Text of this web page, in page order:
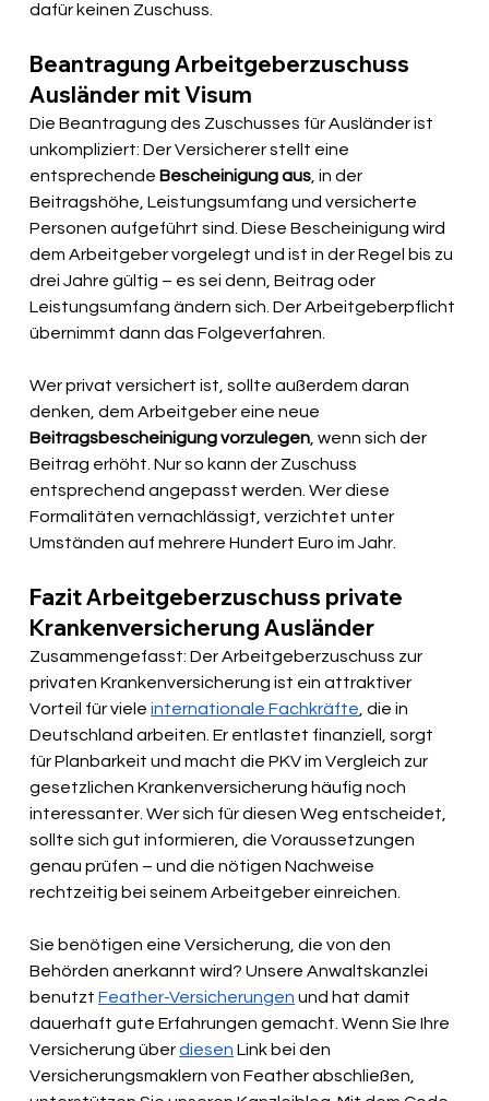
dafür keinen Zuschuss.
Beantragung Arbeitgeberzuschuss
Ausländer mit Visum
Die Beantragung des Zuschusses für Ausländer ist
unkompliziert: Der Versicherer stellt eine
entsprechende Bescheinigung aus , in der
Beitragshöhe, Leistungsumfang und versicherte
Personen aufgeführt sind. Diese Bescheinigung wird
dem Arbeitgeber vorgelegt und ist in der Regel bis zu
drei Jahre gültig – es sei denn, Beitrag oder
Leistungsumfang ändern sich. Der Arbeitgeberpflicht
übernimmt dann das Folgeverfahren.
Wer privat versichert ist, sollte außerdem daran
denken, dem Arbeitgeber eine neue
Beitragsbescheinigung vorzulegen , wenn sich der
Beitrag erhöht. Nur so kann der Zuschuss
entsprechend angepasst werden. Wer diese
Formalitäten vernachlässigt, verzichtet unter
Umständen auf mehrere Hundert Euro im Jahr.
Fazit Arbeitgeberzuschuss private
Krankenversicherung Ausländer
Zusammengefasst: Der Arbeitgeberzuschuss zur
privaten Krankenversicherung ist ein attraktiver
Vorteil für viele internationale Fachkräfte , die in
Deutschland arbeiten. Er entlastet finanziell, sorgt
für Planbarkeit und macht die PKV im Vergleich zur
gesetzlichen Krankenversicherung häufig noch
interessanter. Wer sich für diesen Weg entscheidet,
sollte sich gut informieren, die Voraussetzungen
genau prüfen – und die nötigen Nachweise
rechtzeitig bei seinem Arbeitgeber einreichen.
Sie benötigen eine Versicherung, die von den
Behörden anerkannt wird? Unsere Anwaltskanzlei
benutzt Feather-Versicherungen und hat damit
dauerhaft gute Erfahrungen gemacht. Wenn Sie Ihre
Versicherung über diesen Link bei den
Versicherungsmaklern von Feather abschließen,